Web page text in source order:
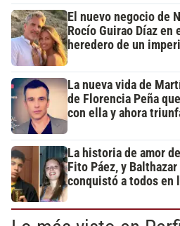
El nuevo negocio de
Rocío Guirao Díaz en
heredero de un
La nueva vida de
de Florencia Peña
con ella y ahora
La historia de amor
Fito Páez, y
conquistó a todos en